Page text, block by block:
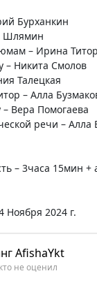
Бурханкин
Шлямин
– Ирина
– Никита Смолов
Талецкая
– Алла
– Вера Помогаева
речи – Алла
– 3часа 15мин +
Ноября 2024 г.
AfishaYkt
не оценил